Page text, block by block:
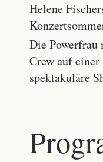
Helene
Die Powerfrau
Crew auf
spektakuläre